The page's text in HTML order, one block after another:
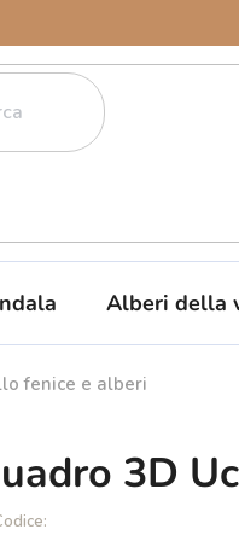
Alberi della
fenice e alberi
3D